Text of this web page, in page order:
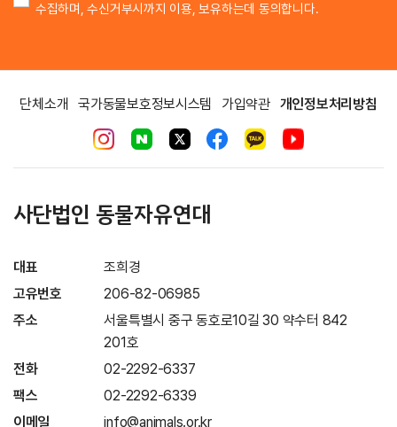
수집하며, 수신거부시까지 이용, 보유하는데 동의합니다.
단체소개 국가동물보호정보시스템 가입약관 개인정보처리방침
사단법인 동물자유연대
대표
조희경
고유번호
206-82-06985
주소
서울특별시 중구 동호로10길 30 약수터 842
201호
전화
02-2292-6337
팩스
02-2292-6339
이메일
info@animals.or.kr